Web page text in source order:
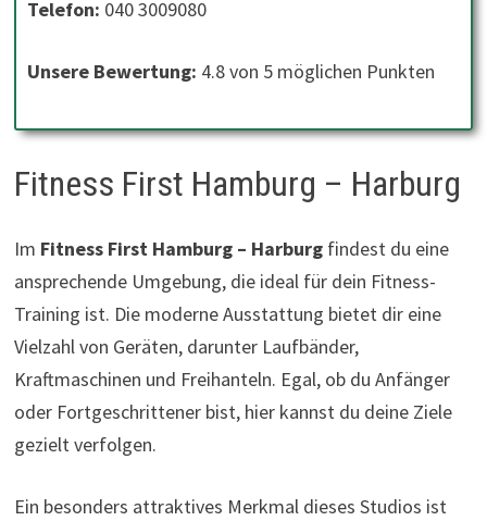
Telefon: 040 3009080
Unsere Bewertung: 4.8 von 5 möglichen Punkten
Fitness First Hamburg – Harburg
Im Fitness First Hamburg – Harburgfindest du eine
ansprechende Umgebung, die ideal für dein Fitness-
Training ist. Die moderne Ausstattung bietet dir eine
Vielzahl von Geräten, darunter Laufbänder,
Kraftmaschinen und Freihanteln. Egal, ob du Anfänger
oder Fortgeschrittener bist, hier kannst du deine Ziele
gezielt verfolgen.
Ein besonders attraktives Merkmal dieses Studios ist